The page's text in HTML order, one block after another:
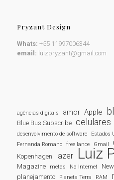
Pryzant Design
Whats: +55 11997006344
email: luizpryzant@gmail.com
agências digitais amor Apple
Blue Bus Subscribe celulares
desenvolvimento de software Estados
Fernanda Romano free lance Gmail
Kopenhagen lazer Luiz
Magazine metas Na Internet
planejamento Planeta Terra RAM